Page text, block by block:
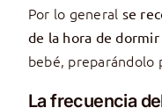
Por lo general se
de la hora de dormir
bebé, preparándolo
La frecuencia